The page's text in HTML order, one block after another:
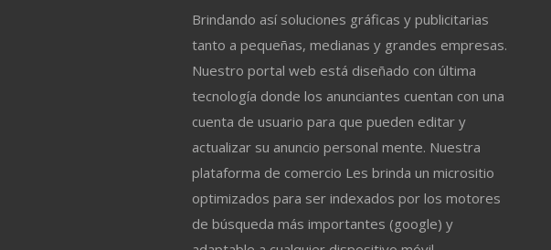
Brindando así soluciones gráficas y publicitarias
tanto a pequeñas, medianas y grandes empresas.
Nuestro portal web está diseñado con última
tecnología donde los anunciantes cuentan con una
cuenta de usuario para que pueden editar y
actualizar su anuncio personal mente. Nuestra
plataforma de comercio Les brinda un micrositio
optimizados para ser indexados por los motores
de búsqueda más importantes (google) y